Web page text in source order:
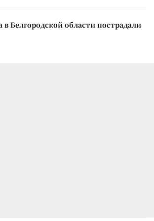
в Белгородской области пострадали